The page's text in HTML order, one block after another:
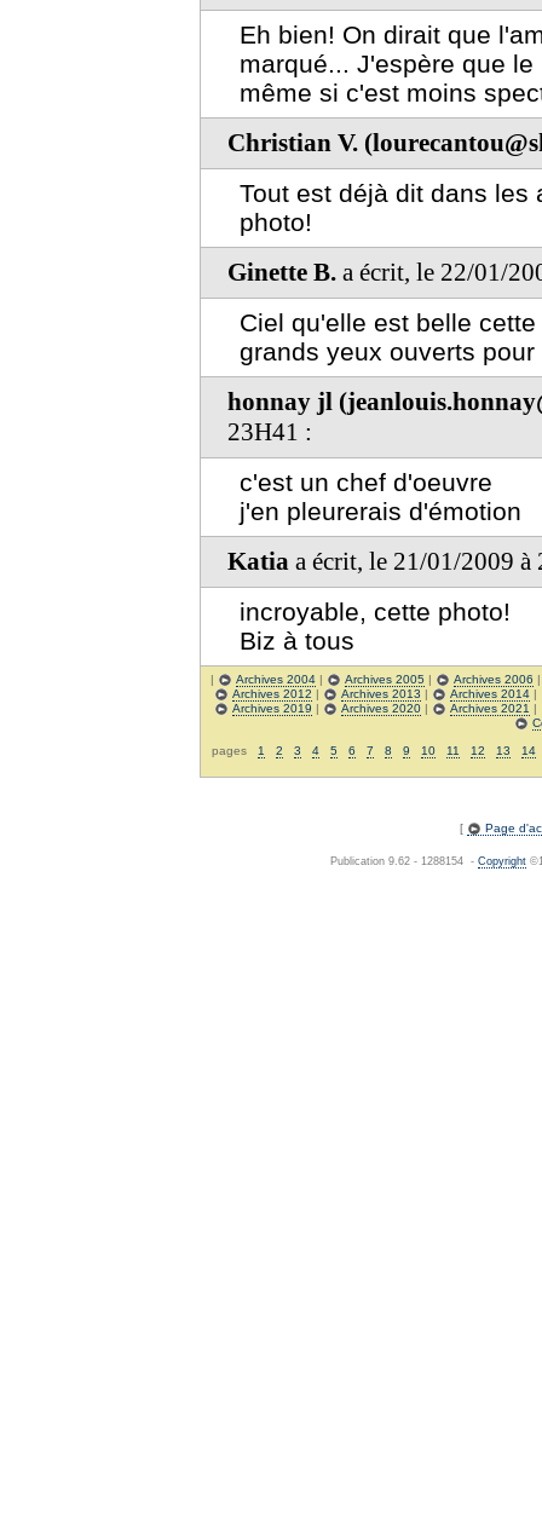
Eh bien! On dirait que
marqué... J'espère que
même si c'est moins
Christian V.
Tout est déjà dit dans les
photo!
Ginette B. a écrit, le 22/01/
Ciel qu'elle est belle
grands yeux ouverts pour
honnay jl
23H41 :
c'est un chef d'oeuvre
j'en pleurerais d'émotion
Katia a écrit, le 21/01/2009 à
incroyable, cette photo!
Biz à tous
| Archives 2004 | Archives 2005 | Archives 2006
Archives 2012 | Archives 2013 | Archives 2014|
Archives 2019 | Archives 2020| Archives 2021 |
pages 1 2 3 4 5 6 7 8 9 10 11 12 13 14
[ Page
Publication 9.62 - 1288154 - Copyright